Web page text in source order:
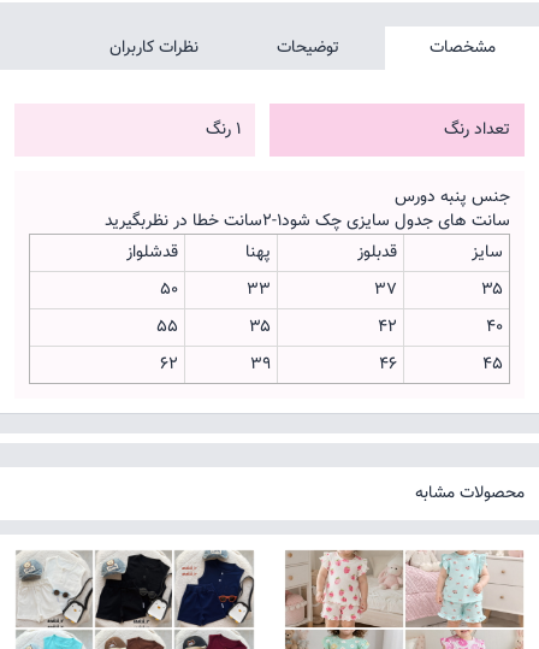
مشخصات توضیحات نظرات کاربران
تعداد رنگ 1 رنگ
جنس پنبه دورس
سانت های جدول سایزی چک شود۱-۲سانت خطا در نظربگیرید
سایز
قدبلوز پهنا
قدشلواز
۳۵
۳۷ ۳۳
۵۰
۴۰
۴۲ ۳۵
۵۵
۴۵
۴۶ ۳۹ ۶۲
محصولات مشابه